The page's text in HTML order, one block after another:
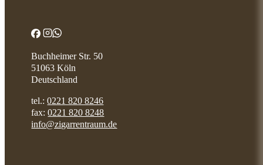
Buchheimer Str. 50
51063 Köln
Deutschland
tel.:0221 820 8246
fax:0221 820 8248
info@zigarrentraum.de